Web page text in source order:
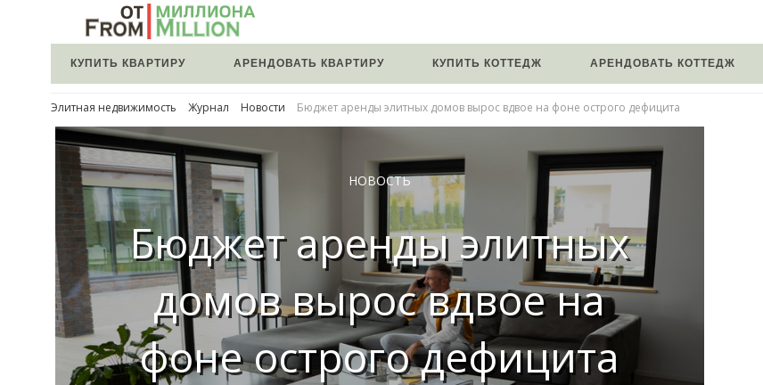
КУПИТЬ КВАРТИРУ АРЕНДОВАТЬ КВАРТИРУ КУПИТЬ КОТТЕДЖ АРЕНДОВАТЬ КОТТЕДЖ
Элитная недвижимость Журнал Новости Бюджет аренды элитных домов вырос вдвое на фоне острого дефицита
НОВОСТЬ
Бюджет аренды элитных
домов вырос вдвое на
фоне острого дефицита